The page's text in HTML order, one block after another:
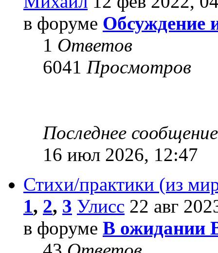
в форуме Обсуждение
1 Ответов
6041 Просмотров
Последнее
16 июл 2026, 12:47
Стихи/практики (из
1, 2, 3 Улисс 22 авг
в форуме В ожидании